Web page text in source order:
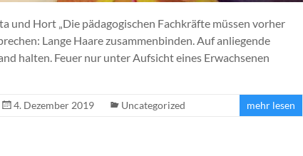
und Hort „Die pädagogischen Fachkräfte müssen vorher
Lange Haare zusammenbinden. Auf anliegende
halten. Feuer nur unter Aufsicht eines Erwachsenen
4. Dezember 2019 Uncategorized mehr lesen